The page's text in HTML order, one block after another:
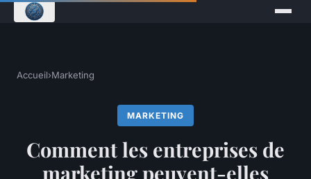
Accueil›Marketing
MARKETING
Comment les entreprises de
marketing peuvent-elles